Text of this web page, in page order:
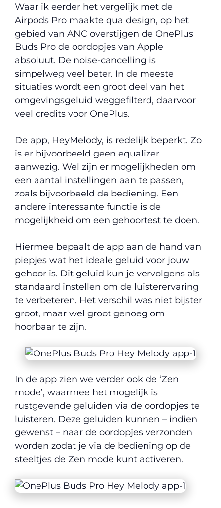
Waar ik eerder het vergelijk met de
Airpods Pro maakte qua design, op het
gebied van ANC overstijgen de OnePlus
Buds Pro de oordopjes van Apple
absoluut. De noise-cancelling is
simpelweg veel beter. In de meeste
situaties wordt een groot deel van het
omgevingsgeluid weggefilterd, daarvoor
veel credits voor OnePlus.
De app, HeyMelody, is redelijk beperkt. Zo
is er bijvoorbeeld geen equalizer
aanwezig. Wel zijn er mogelijkheden om
een aantal instellingen aan te passen,
zoals bijvoorbeeld de bediening. Een
andere interessante functie is de
mogelijkheid om een gehoortest te doen.
Hiermee bepaalt de app aan de hand van
piepjes wat het ideale geluid voor jouw
gehoor is. Dit geluid kun je vervolgens als
standaard instellen om de luisterervaring
te verbeteren. Het verschil was niet bijster
groot, maar wel groot genoeg om
hoorbaar te zijn.
In de app zien we verder ook de ‘Zen
mode’, waarmee het mogelijk is
rustgevende geluiden via de oordopjes te
luisteren. Deze geluiden kunnen – indien
gewenst – naar de oordopjes verzonden
worden zodat je via de bediening op de
steeltjes de Zen mode kunt activeren.